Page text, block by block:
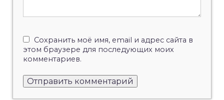
Сохранить моё имя, email и адрес сайта в
этом браузере для последующих моих
комментариев.